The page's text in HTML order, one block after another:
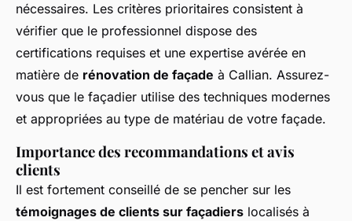
nécessaires. Les critères prioritaires consistent à
vérifier que le professionnel dispose des
certifications requises et une expertise avérée en
matière de rénovation de façade à Callian. Assurez-
vous que le façadier utilise des techniques modernes
et appropriées au type de matériau de votre façade.
Importance des recommandations et avis
clients
Il est fortement conseillé de se pencher sur les
témoignages de clients sur façadiers localisés à